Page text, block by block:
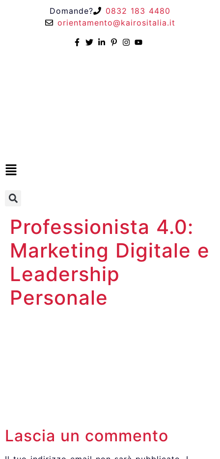
Domande?
0832 183 4480
orientamento@kairositalia.it
Professionista 4.0:
Marketing Digitale e
Leadership
Personale
Lascia un commento